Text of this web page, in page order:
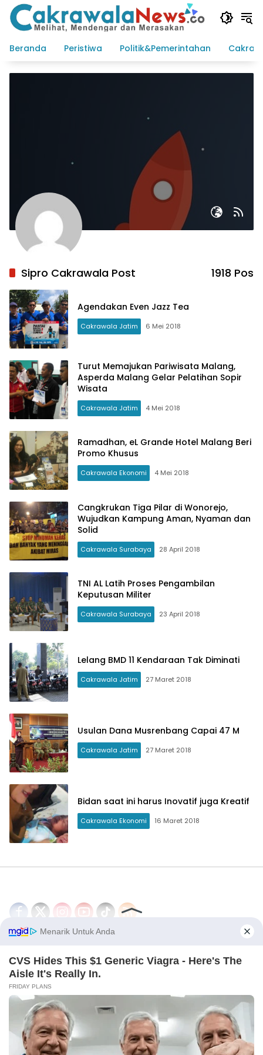
Langsung
konten
Beranda
Peristiwa Politik&Pemerintahan
Sipro Cakrawala Post 1918 Pos
Agendakan Even Jazz Tea
Cakrawala Jatim 6 Mei 2018
Turut Memajukan Pariwisata Malang,
Asperda Malang Gelar Pelatihan Sopir
Wisata
Cakrawala Jatim 4 Mei 2018
Ramadhan, eL Grande Hotel Malang Beri
Promo Khusus
Cakrawala Ekonomi 4 Mei 2018
Cangkrukan Tiga Pilar di Wonorejo,
Wujudkan Kampung Aman, Nyaman dan
Solid
Cakrawala Surabaya 28 April 2018
TNI AL Latih Proses Pengambilan
Keputusan Militer
Cakrawala Surabaya 23 April 2018
Lelang BMD 11 Kendaraan Tak Diminati
Cakrawala Jatim 27 Maret 2018
Usulan Dana Musrenbang Capai 47 M
Cakrawala Jatim 27 Maret 2018
Bidan saat ini harus Inovatif juga Kreatif
Cakrawala Ekonomi 16 Maret 2018
Disclaimer Redaksi
Tentang Kami
PEDOMAN MEDIA SIBER
© 2026 - CakrawalaNews.co